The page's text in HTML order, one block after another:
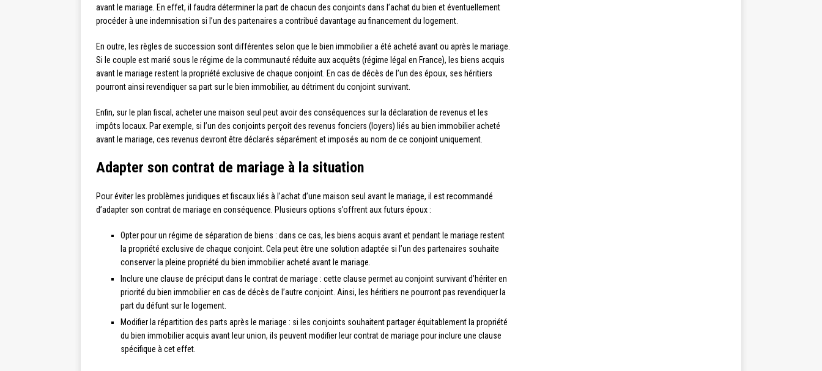
avant le mariage. En effet, il faudra déterminer la part de chacun des conjoints dans l’achat du bien et éventuellement
procéder à une indemnisation si l’un des partenaires a contribué davantage au financement du logement.
En outre, les règles de succession sont différentes selon que le bien immobilier a été acheté avant ou après le mariage.
Si le couple est marié sous le régime de la communauté réduite aux acquêts (régime légal en France), les biens acquis
avant le mariage restent la propriété exclusive de chaque conjoint. En cas de décès de l’un des époux, ses héritiers
pourront ainsi revendiquer sa part sur le bien immobilier, au détriment du conjoint survivant.
Enfin, sur le plan fiscal, acheter une maison seul peut avoir des conséquences sur la déclaration de revenus et les
impôts locaux. Par exemple, si l’un des conjoints perçoit des revenus fonciers (loyers) liés au bien immobilier acheté
avant le mariage, ces revenus devront être déclarés séparément et imposés au nom de ce conjoint uniquement.
Adapter son contrat de mariage à la situation
Pour éviter les problèmes juridiques et fiscaux liés à l’achat d’une maison seul avant le mariage, il est recommandé
d’adapter son contrat de mariage en conséquence. Plusieurs options s’offrent aux futurs époux :
Opter pour un régime de séparation de biens : dans ce cas, les biens acquis avant et pendant le mariage restent
la propriété exclusive de chaque conjoint. Cela peut être une solution adaptée si l’un des partenaires souhaite
conserver la pleine propriété du bien immobilier acheté avant le mariage.
Inclure une clause de préciput dans le contrat de mariage : cette clause permet au conjoint survivant d’hériter en
priorité du bien immobilier en cas de décès de l’autre conjoint. Ainsi, les héritiers ne pourront pas revendiquer la
part du défunt sur le logement.
Modifier la répartition des parts après le mariage : si les conjoints souhaitent partager équitablement la propriété
du bien immobilier acquis avant leur union, ils peuvent modifier leur contrat de mariage pour inclure une clause
spécifique à cet effet.